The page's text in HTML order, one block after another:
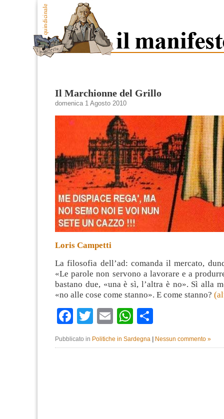
Il Marchionne del Grillo
domenica 1 Agosto 2010
Loris Campetti
La filosofia dell’ad: comanda il mercato,
«Le parole non servono a lavorare e a
bastano due, «una è sì, l’altra è no». Sì alla
«no alle cose come stanno». E come stanno?
Facebook
TwitterEmailWhatsApp
Pubblicato in Politiche in Sardegna Nessun commento »